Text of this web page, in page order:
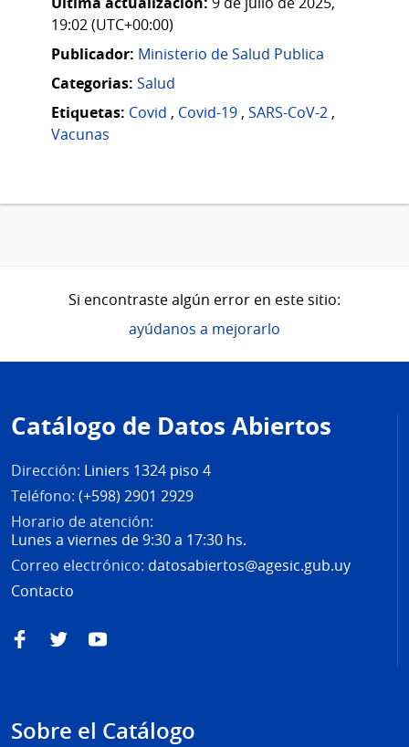
19:02 (UTC+00:00)
Publicador: Ministerio de Salud Publica
Categorias: Salud
Etiquetas: Covid , Covid-19 , SARS-CoV-2 ,
Vacunas
Si encontraste algún error en este sitio:
ayúdanos a mejorarlo
de
página
Catálogo de Datos Abiertos
Dirección: Liniers 1324 piso 4
Teléfono: (+598) 2901 2929
Horario de atención:
Lunes a viernes de 9:30 a 17:30 hs.
Correo electrónico: datosabiertos@agesic.gub.uy
Contacto
FacebookTwitterYouTube
Sobre el Catálogo